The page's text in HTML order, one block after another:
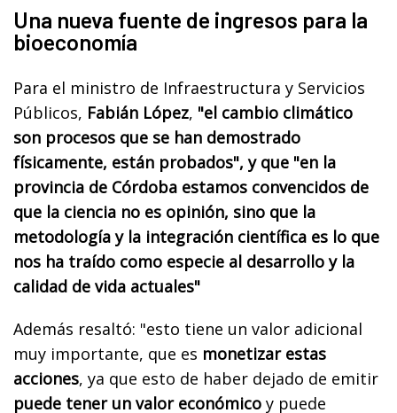
Una nueva fuente de ingresos para la
bioeconomía
Para el ministro de Infraestructura y Servicios
Públicos, Fabián López, "el cambio climático
son procesos que se han demostrado
físicamente, están probados", y que "en la
provincia de Córdoba estamos convencidos de
que la ciencia no es opinión, sino que la
metodología y la integración científica es lo que
nos ha traído como especie al desarrollo y la
calidad de vida actuales"
Además resaltó: "esto tiene un valor adicional
muy importante, que es monetizar estas
acciones, ya que esto de haber dejado de emitir
puede tener un valor económico y puede